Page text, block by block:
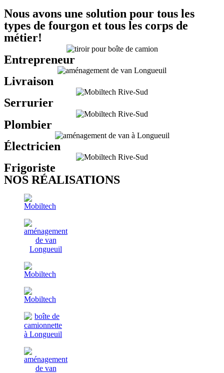
Nous avons une solution pour tous les
types de fourgon et tous les corps de
métier!
Entrepreneur
Livraison
Serrurier
Plombier
Électricien
Frigoriste
NOS RÉALISATIONS